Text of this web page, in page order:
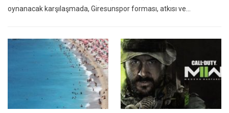
oynanacak karşılaşmada, Giresunspor forması, atkısı ve…